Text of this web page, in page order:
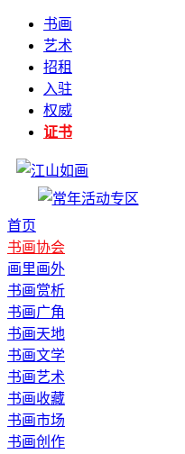
书画
艺术
招租
入驻
权威
证书
首页
书画协会
画里画外
书画赏析
书画广角
书画天地
书画文学
书画艺术
书画收藏
书画市场
书画创作